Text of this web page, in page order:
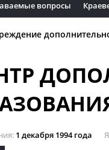
вопросы
1 декабря 1994 года